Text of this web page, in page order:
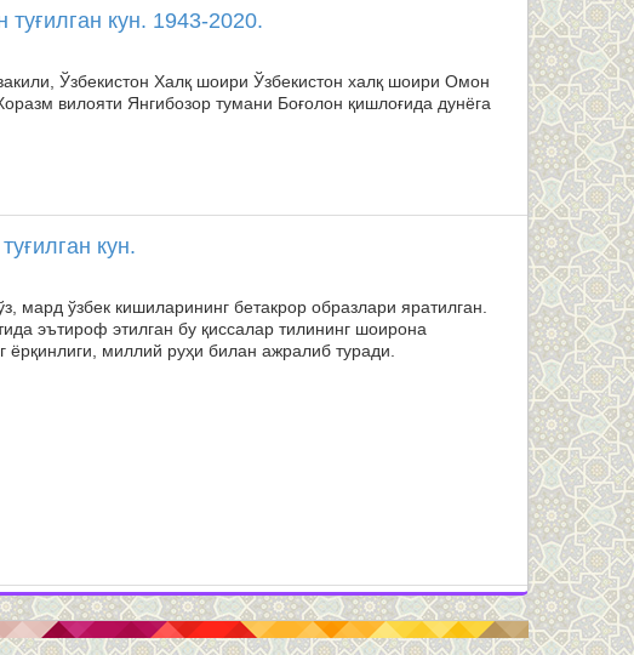
кун. 1943-2020.
Ўзбекистон Халқ шоири Ўзбекистон халқ шоири Омон
вилояти Янгибозор тумани Боғолон қишлоғида дунёга
кун.
мард ўзбек кишиларининг бетакрор образлари яратилган.
эътироф этилган бу қиссалар тилининг шоирона
ёрқинлиги, миллий руҳи билан ажралиб туради.